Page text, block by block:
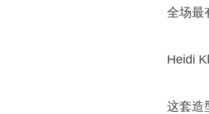
全场最
Heidi
这套造